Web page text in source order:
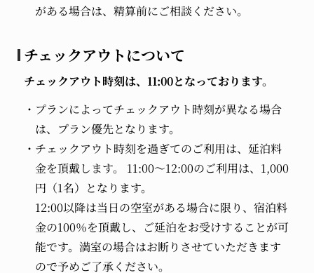
がある場合は、精算前にご相談ください。
チェックアウトについて
チェックアウト時刻は、11:00となっております。
プランによってチェックアウト時刻が異なる場合
は、プラン優先となります。
チェックアウト時刻を過ぎてのご利用は、延泊料
金を頂戴します。 11:00～12:00のご利用は、1,000
円（1名）となります。
12:00以降は当日の空室がある場合に限り、宿泊料
金の100％を頂戴し、ご延泊をお受けすることが可
能です。満室の場合はお断りさせていただきます
ので予めご了承ください。